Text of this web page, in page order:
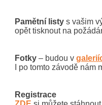
Pamětní listy s vašim
opět tisknout na
Fotky – budou v
I po tomto závodě
Registrace